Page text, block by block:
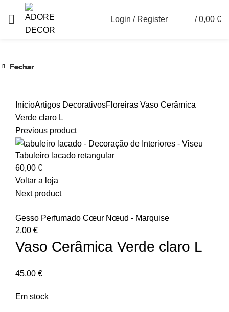
Login / Register / 0,00 €
InícioArtigos DecorativosFloreiras Vaso Cerâmica
Verde claro L
Previous product
Tabuleiro lacado retangular
60,00 €
Voltar a loja
Next product
Gesso Perfumado Cœur Nœud - Marquise
2,00 €
Vaso Cerâmica Verde claro L
45,00 €
Em stock
Fechar
Fechar
Fechar
Fechar
Fechar
Fechar